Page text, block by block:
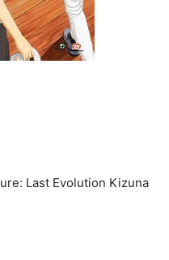
Last Evolution Kizuna